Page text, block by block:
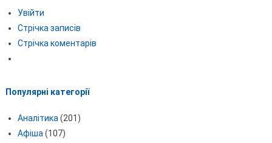
Увійти
Стрічка записів
Стрічка коментарів
Популярні категорії
Аналітика(201)
Афіша(107)